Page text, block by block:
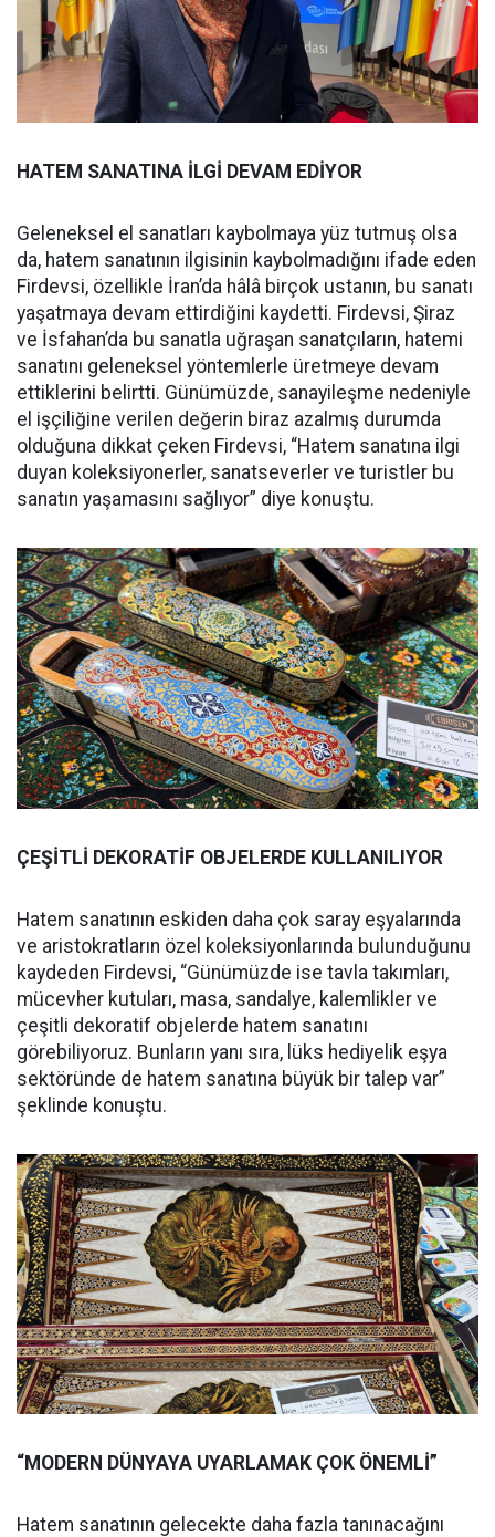
HATEM SANATINA İLGİ DEVAM EDİYOR
Geleneksel el sanatları kaybolmaya yüz tutmuş olsa
da, hatem sanatının ilgisinin kaybolmadığını ifade eden
Firdevsi, özellikle İran’da hâlâ birçok ustanın, bu sanatı
yaşatmaya devam ettirdiğini kaydetti. Firdevsi, Şiraz
ve İsfahan’da bu sanatla uğraşan sanatçıların, hatemi
sanatını geleneksel yöntemlerle üretmeye devam
ettiklerini belirtti. Günümüzde, sanayileşme nedeniyle
el işçiliğine verilen değerin biraz azalmış durumda
olduğuna dikkat çeken Firdevsi, “Hatem sanatına ilgi
duyan koleksiyonerler, sanatseverler ve turistler bu
sanatın yaşamasını sağlıyor” diye konuştu.
ÇEŞİTLİ DEKORATİF OBJELERDE KULLANILIYOR
Hatem sanatının eskiden daha çok saray eşyalarında
ve aristokratların özel koleksiyonlarında bulunduğunu
kaydeden Firdevsi, “Günümüzde ise tavla takımları,
mücevher kutuları, masa, sandalye, kalemlikler ve
çeşitli dekoratif objelerde hatem sanatını
görebiliyoruz. Bunların yanı sıra, lüks hediyelik eşya
sektöründe de hatem sanatına büyük bir talep var”
şeklinde konuştu.
“MODERN DÜNYAYA UYARLAMAK ÇOK ÖNEMLİ”
Hatem sanatının gelecekte daha fazla tanınacağını